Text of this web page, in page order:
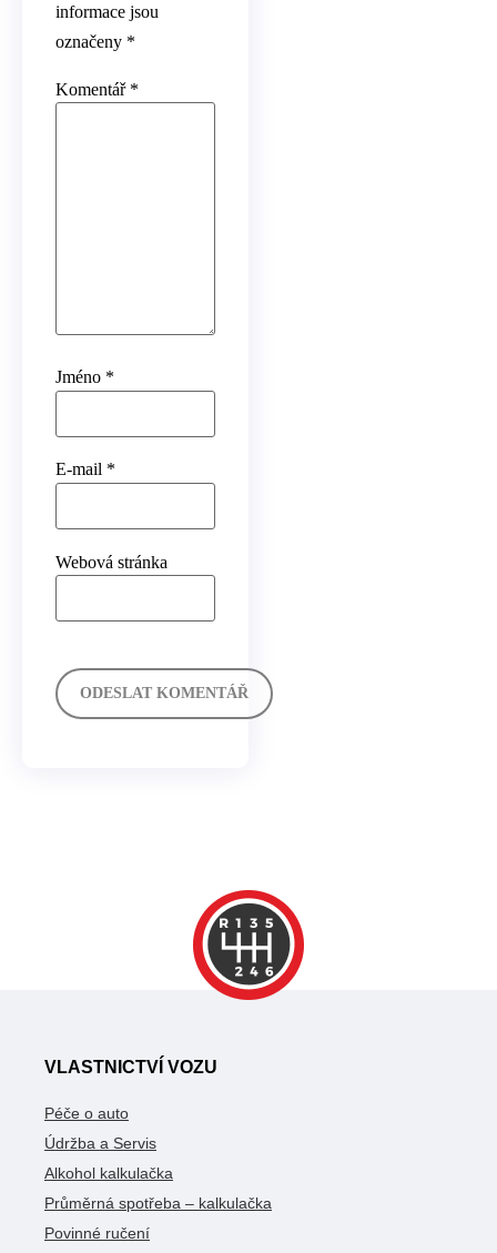
informace jsou
označeny *
Komentář *
Jméno *
E-mail *
Webová stránka
VLASTNICTVÍ VOZU
Péče o auto
Údržba a Servis
Alkohol kalkulačka
Průměrná spotřeba – kalkulačka
Povinné ručení